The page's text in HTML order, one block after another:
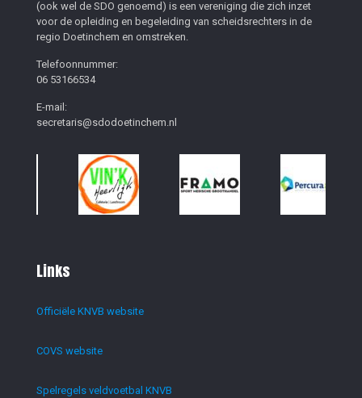
(ook wel de SDO genoemd) is een vereniging die zich inzet
voor de opleiding en begeleiding van scheidsrechters in de
regio Doetinchem en omstreken.
Telefoonnummer:
06 53166534
E-mail:
secretaris@sdodoetinchem.nl
Links
Officiële KNVB website
COVS website
Spelregels veldvoetbal KNVB